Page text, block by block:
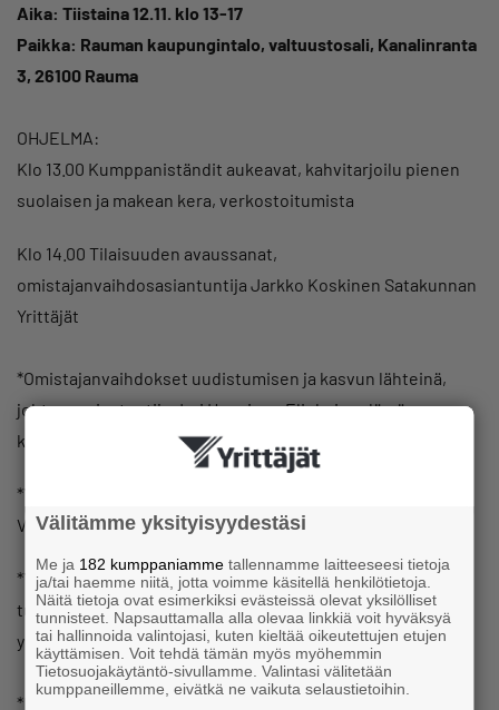
Aika: Tiistaina 12.11. klo 13-17
Paikka: Rauman kaupungintalo, valtuustosali, Kanalinranta
3, 26100 Rauma
OHJELMA:
Klo 13.00 Kumppaniständit aukeavat, kahvitarjoilu pienen
suolaisen ja makean kera, verkostoitumista
Klo 14.00 Tilaisuuden avaussanat,
omistajanvaihdosasiantuntija Jarkko Koskinen Satakunnan
Yrittäjät
*Omistajanvaihdokset uudistumisen ja kasvun lähteinä,
johtava asiantuntija Jari Huovinen Elinkeinoelämän
keskusliitto
*Yrityskauppojen rahoitus
Viitamäki, OP Länsi-Suomi
*Yrityskummit yrityskauppojen ja omistajanvaihdosten
tukena, yhteyskummi Sari Pettersson, Rauman
yrityskummiverkosto
*Bisnesenkeliverkoston mahdollisuudet, Kari Sallinen
Välitämme yksityisyydestäsi
Me ja 182 kumppaniamme tallennamme laitteeseesi tietoja
ja/tai haemme niitä, jotta voimme käsitellä henkilötietoja.
Näitä tietoja ovat esimerkiksi evästeissä olevat yksilölliset
tunnisteet. Napsauttamalla alla olevaa linkkiä voit hyväksyä
tai hallinnoida valintojasi, kuten kieltää oikeutettujen etujen
käyttämisen. Voit tehdä tämän myös myöhemmin
Tietosuojakäytäntö-sivullamme. Valintasi välitetään
kumppaneillemme, eivätkä ne vaikuta selaustietoihin.